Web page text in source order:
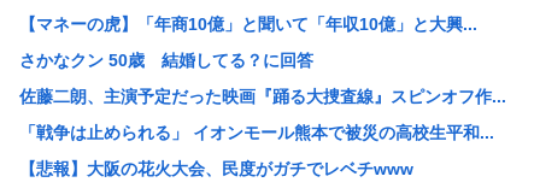
【マネーの虎】「年商10億」と聞いて「年収10億」と大興...
さかなクン 50歳 結婚してる？に回答
佐藤二朗、主演予定だった映画『踊る大捜査線』スピンオフ作...
「戦争は止められる」 イオンモール熊本で被災の高校生平和...
【悲報】大阪の花火大会、民度がガチでレベチwww